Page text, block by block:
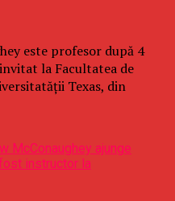
este profesor după 4
la Facultatea de
Texas, din